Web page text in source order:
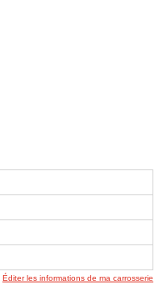
Éditer les informations de ma carrosserie